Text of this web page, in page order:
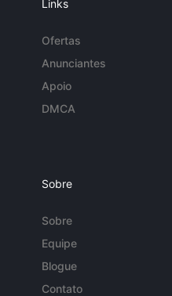
Links
Ofertas
Anunciantes
Apoio
DMCA
Sobre
Sobre
Equipe
Blogue
Contato